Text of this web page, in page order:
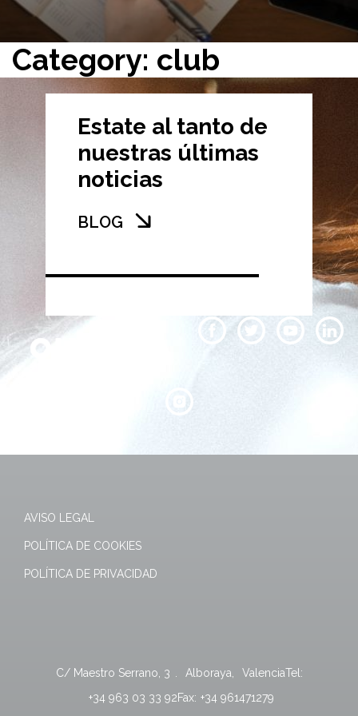
Category: club
Estate al tanto de
nuestras últimas
noticias
BLOG
AVISO LEGAL
POLÍTICA DE COOKIES
POLÍTICA DE PRIVACIDAD
C/ Maestro Serrano, 3 Alboraya ValenciaTel:
+34 963 03 33 92Fax: +34 961471279